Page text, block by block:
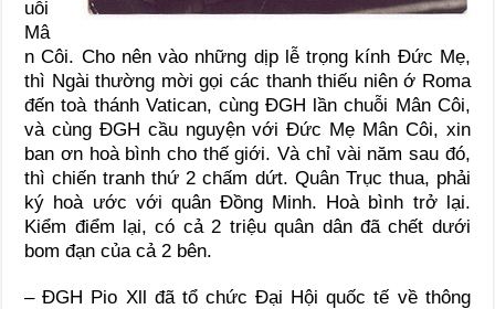
uỗi
Mâ
n Côi. Cho nên vào những dịp lễ trọng kính Đức Mẹ,
thì Ngài thường mời gọi các thanh thiếu niên ớ Roma
đến toà thánh Vatican, cùng ĐGH lần chuỗi Mân Côi,
và cùng ĐGH cầu nguyện với Đức Mẹ Mân Côi, xin
ban ơn hoà bình cho thế giới. Và chỉ vài năm sau đó,
thì chiến tranh thứ 2 chấm dứt. Quân Trục thua, phải
ký hoà ước với quân Đồng Minh. Hoà bình trở lại.
Kiểm điểm lại, có cả 2 triệu quân dân đã chết dưới
bom đạn của cả 2 bên.
– ĐGH Pio Xll đã tổ chức Đại Hội quốc tế về thông